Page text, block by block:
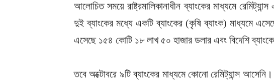
আলোচিত সময়ে রাষ্ট্রমালিকানাধীন ব্যাংকের মাধ্যমে
দুই ব্যাংকের মধ্যে একটি ব্যাংকের (কৃষি ব্যাংক) মাধ্যমে
এসেছে ১৫৪ কোটি ১৮ লাখ ৫০ হাজার ডলার এবং বিদেশি
তবে অক্টোবরে ৯টি ব্যাংকের মাধ্যমে কোনো রেমিট্যান্স আসেনি।